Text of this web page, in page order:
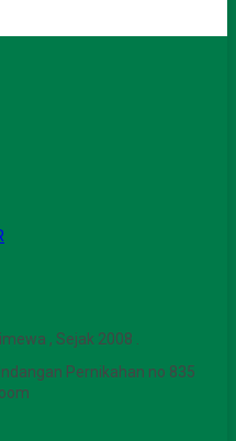
, Sejak 2008 .
Pernikahan no 835